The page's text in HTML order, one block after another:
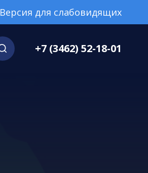
Версия для слабовидящих
+7 (3462) 52-18-01